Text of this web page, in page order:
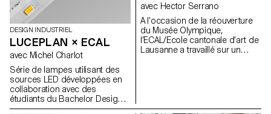
Vevey le temps du Festival
Images.
DESIGN INDUSTRIEL
LUCEPLAN × ECAL
avec Michel Charlot
Série de lampes utilisant des
sources LED développées en
collaboration avec des
étudiants du Bachelor Design
Industriel à l’ECAL, suite à un
avec Hector Serrano
A l’occasion de la réouverture
du Musée Olympique,
l’ECAL/Ecole cantonale d’art de
Lausanne a travaillé sur un
Hector Serrano, designer